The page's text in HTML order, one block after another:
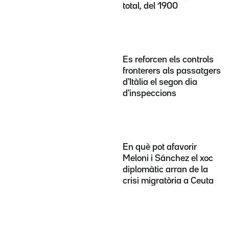
total, del 1900
Es reforcen els controls
fronterers als passatgers
d'Itàlia el segon dia
d'inspeccions
En què pot afavorir
Meloni i Sánchez el xoc
diplomàtic arran de la
crisi migratòria a Ceuta